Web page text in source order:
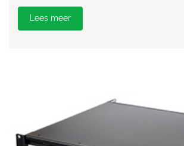
Lees meer